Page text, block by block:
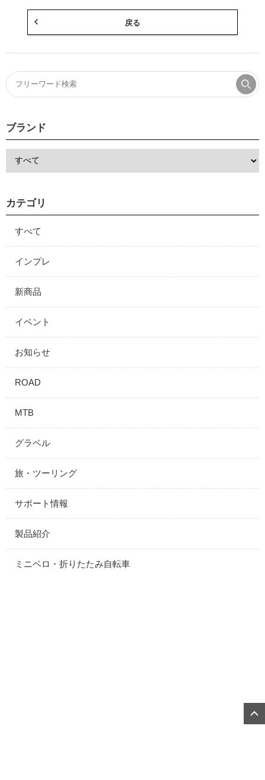
戻る
ブランド
カテゴリ
すべて
インプレ
新商品
イベント
お知らせ
ROAD
MTB
グラベル
旅・ツーリング
サポート情報
製品紹介
ミニベロ・折りたたみ自転車